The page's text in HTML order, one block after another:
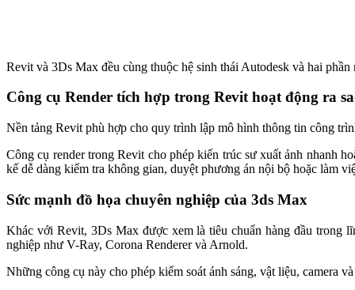
Revit và 3Ds Max đều cùng thuộc hệ sinh thái Autodesk và hai
Công cụ Render tích hợp trong Revit hoạt động ra
Nền tảng Revit phù hợp cho quy trình lập mô hình thông tin công
Công cụ render trong Revit cho phép kiến trúc sư xuất ảnh nhanh
kế dễ dàng kiểm tra không gian, duyệt phương án nội bộ hoặc làm
Sức mạnh đồ họa chuyên nghiệp của 3ds Max
Khác với Revit, 3Ds Max được xem là tiêu chuẩn hàng đầu trong
nghiệp như V-Ray, Corona Renderer và Arnold.
Những công cụ này cho phép kiểm soát ánh sáng, vật liệu, camera